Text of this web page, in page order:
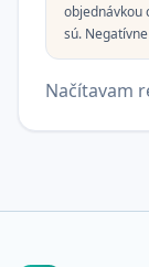
objednávkou
sú.
Načítavam